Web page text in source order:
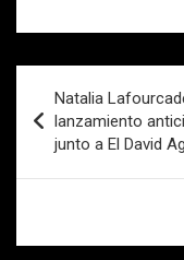
de
entradas
Natalia
lanzamiento
junto a El David